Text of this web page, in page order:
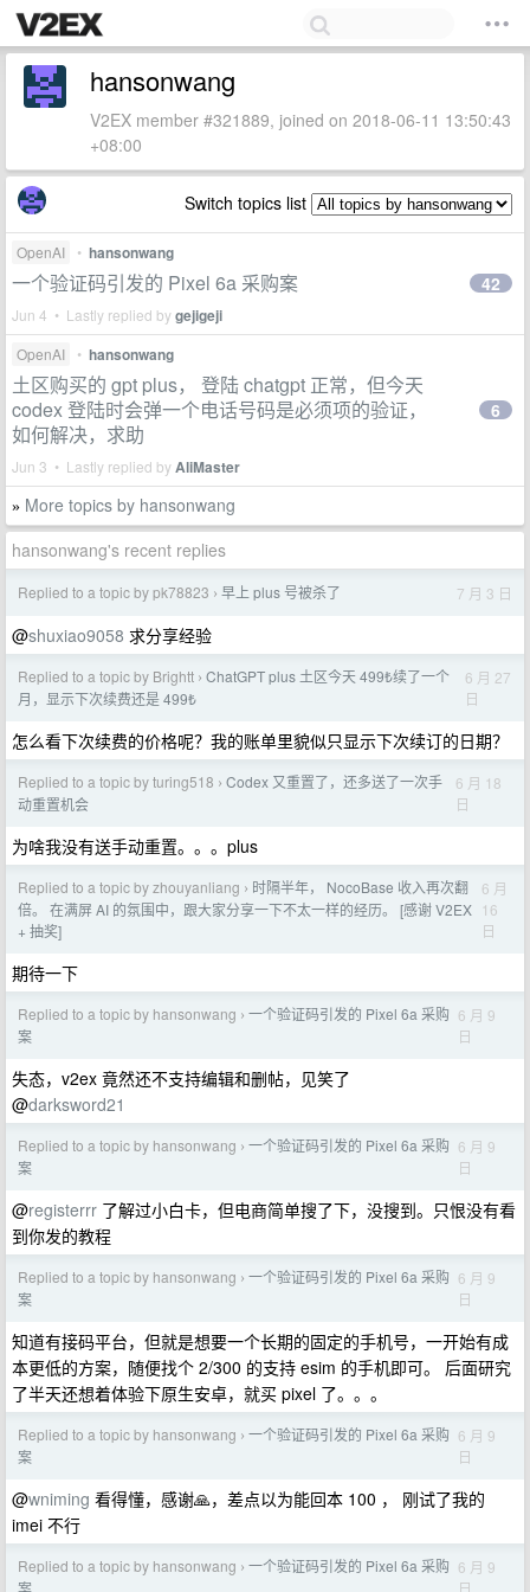
hansonwang
V2EX member #321889, joined on 2018-06-11 13:50:43
+08:00
Switch topics list
OpenAI • hansonwang
一个验证码引发的 Pixel 6a 采购案
Jun 4 • Lastly replied bygejigeji
42
OpenAI • hansonwang
土区购买的 gpt plus， 登陆 chatgpt 正常，但今天
codex 登陆时会弹一个电话号码是必须项的验证，
如何解决，求助
Jun 3 • Lastly replied byAliMaster
6
» More topics by hansonwang
hansonwang's recent replies
Replied to a topic by pk78823 › 早上 plus 号被杀了 7 月 3 日
@shuxiao9058 求分享经验
Replied to a topic by Brightt › ChatGPT plus 土区今天 499₺续了一个
月，显示下次续费还是 499₺
6 月 27
日
怎么看下次续费的价格呢？我的账单里貌似只显示下次续订的日期？
Replied to a topic by turing518 › Codex 又重置了，还多送了一次手
动重置机会
6 月 18
日
为啥我没有送手动重置。。。plus
Replied to a topic by zhouyanliang › 时隔半年， NocoBase 收入再次翻
倍。 在满屏 AI 的氛围中，跟大家分享一下不太一样的经历。 [感谢 V2EX
+ 抽奖]
6 月
16
日
期待一下
Replied to a topic by hansonwang › 一个验证码引发的 Pixel 6a 采购
案
6 月 9
日
失态，v2ex 竟然还不支持编辑和删帖，见笑了
@darksword21
Replied to a topic by hansonwang › 一个验证码引发的 Pixel 6a 采购
案
6 月 9
日
@registerrr 了解过小白卡，但电商简单搜了下，没搜到。只恨没有看
到你发的教程
Replied to a topic by hansonwang › 一个验证码引发的 Pixel 6a 采购
案
6 月 9
日
知道有接码平台，但就是想要一个长期的固定的手机号，一开始有成
本更低的方案，随便找个 2/300 的支持 esim 的手机即可。 后面研究
了半天还想着体验下原生安卓，就买 pixel 了。。。
Replied to a topic by hansonwang › 一个验证码引发的 Pixel 6a 采购
案
6 月 9
日
@wniming 看得懂，感谢🙏，差点以为能回本 100 ， 刚试了我的
imei 不行
Replied to a topic by hansonwang › 一个验证码引发的 Pixel 6a 采购
案
6 月 9
日